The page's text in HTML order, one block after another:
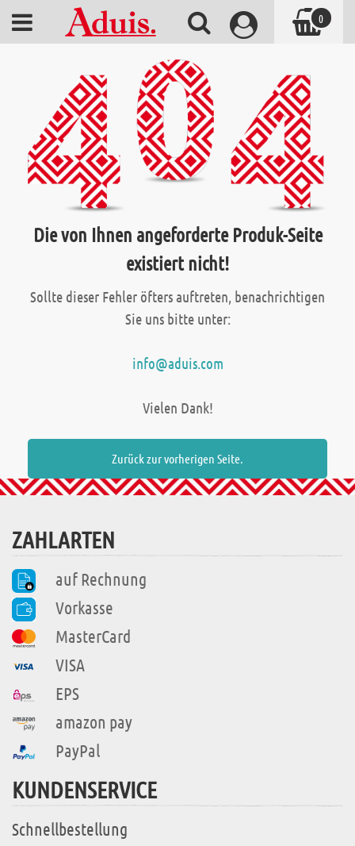
Die von Ihnen angeforderte Produk-Seite
existiert nicht!
Sollte dieser Fehler öfters auftreten, benachrichtigen
Sie uns bitte unter:
info@aduis.com
Vielen Dank!
Zurück zur vorherigen Seite.
ZAHLARTEN
auf Rechnung
Vorkasse
MasterCard
VISA
EPS
amazon pay
PayPal
KUNDENSERVICE
Schnellbestellung
0